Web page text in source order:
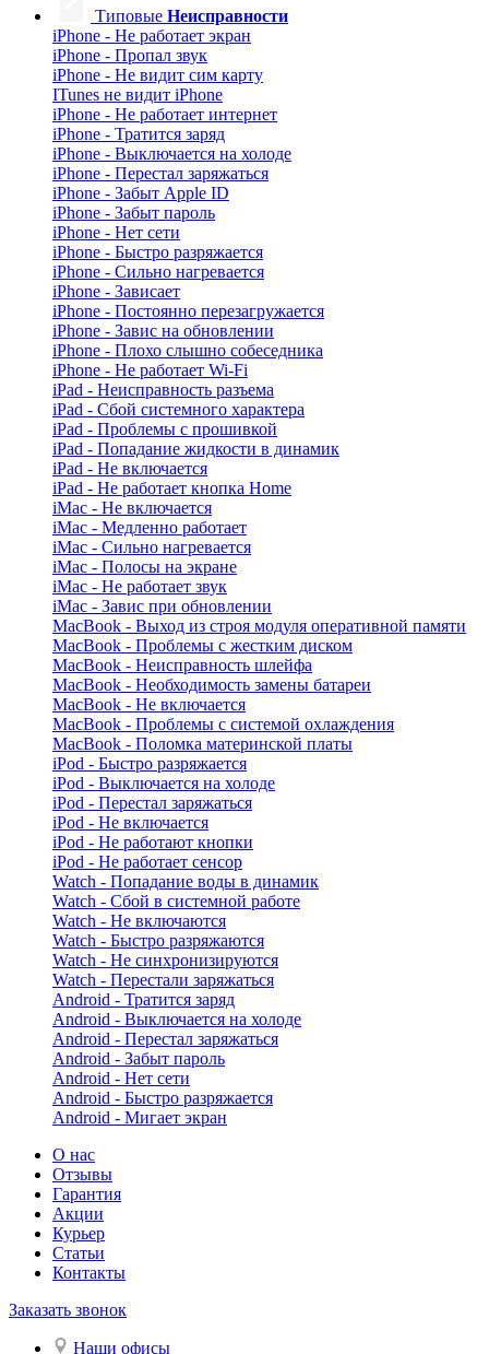
Типовые Неисправности
iPhone - Не работает экран
iPhone - Пропал звук
iPhone - Не видит сим карту
ITunes не видит iPhone
iPhone - Не работает интернет
iPhone - Тратится заряд
iPhone - Выключается на холоде
iPhone - Перестал заряжаться
iPhone - Забыт Apple ID
iPhone - Забыт пароль
iPhone - Нет сети
iPhone - Быстро разряжается
iPhone - Сильно нагревается
iPhone - Зависает
iPhone - Постоянно перезагружается
iPhone - Завис на обновлении
iPhone - Плохо слышно собеседника
iPhone - Не работает Wi-Fi
iPad - Неисправность разъема
iPad - Сбой системного характера
iPad - Проблемы с прошивкой
iPad - Попадание жидкости в динамик
iPad - Не включается
iPad - Не работает кнопка Home
iMac - Не включается
iMac - Медленно работает
iMac - Сильно нагревается
iMac - Полосы на экране
iMac - Не работает звук
iMac - Завис при обновлении
MacBook - Выход из строя модуля оперативной памяти
MacBook - Проблемы с жестким диском
MacBook - Неисправность шлейфа
MacBook - Необходимость замены батареи
MacBook - Не включается
MacBook - Проблемы с системой охлаждения
MacBook - Поломка материнской платы
iPod - Быстро разряжается
iPod - Выключается на холоде
iPod - Перестал заряжаться
iPod - Не включается
iPod - Не работают кнопки
iPod - Не работает сенсор
Watch - Попадание воды в динамик
Watch - Сбой в системной работе
Watch - Не включаются
Watch - Быстро разряжаются
Watch - Не синхронизируются
Watch - Перестали заряжаться
Android - Тратится заряд
Android - Выключается на холоде
Android - Перестал заряжаться
Android - Забыт пароль
Android - Нет сети
Android - Быстро разряжается
Android - Мигает экран
О нас
Отзывы
Гарантия
Акции
Курьер
Статьи
Контакты
Заказать звонок
Наши офисы